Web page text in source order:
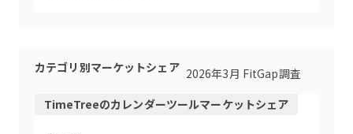
カテゴリ別マーケットシェア 2026年3月 FitGap調査
TimeTreeのカレンダーツールマーケットシェア